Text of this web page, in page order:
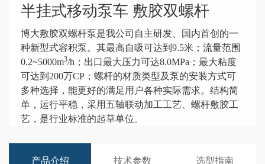
半挂式移动泵车 敷胶双螺杆
博大敷胶双螺杆泵是我公司自主研发、国内首创的一
种新型式容积泵。其最高自吸可达到9.5米；流量范围
0.2~5000m3/h；出口最大压力可达8.0MPa；最大粘度
可达到200万CP；螺杆的材质类型及泵的安装方式可
多种选择，能更好的满足用户各种实际需求。结构简
单，运行平稳，采用五轴联动加工工艺、螺杆敷胶工
艺，是行业标准的起草单位。
产品介绍 技术参数 选型指南